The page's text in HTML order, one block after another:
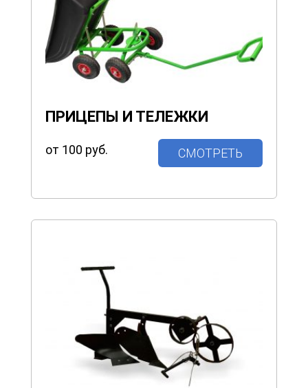
ПРИЦЕПЫ И ТЕЛЕЖКИ
от 100 руб. СМОТРЕТЬ